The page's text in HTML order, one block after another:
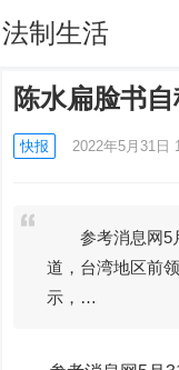
法制生活
陈水扁脸书
快报 2022年5月31日
参考消息网5月
道，台湾地区
示，…